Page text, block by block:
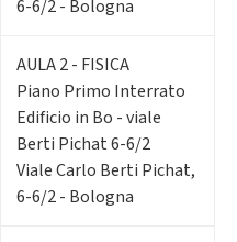
6-6/2 - Bologna
AULA 2 - FISICA
Piano Primo Interrato
Edificio in Bo - viale
Berti Pichat 6-6/2
Viale Carlo Berti Pichat,
6-6/2 - Bologna